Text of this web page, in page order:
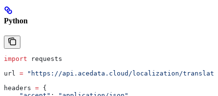
Python
import requests
url = "https://api.acedata.cloud/localization/
headers = {